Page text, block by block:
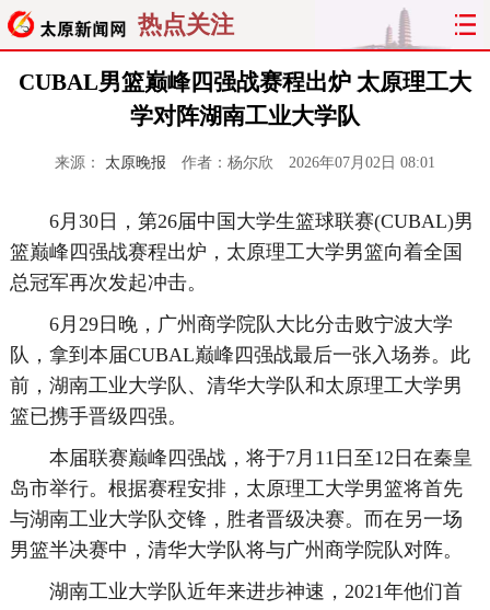
热点关注
CUBAL男篮巅峰四强战赛程出炉 太原理工大
学对阵湖南工业大学队
来源： 太原晚报 作者：杨尔欣 2026年07月02日 08:01
6月30日，第26届中国大学生篮球联赛(CUBAL)男
篮巅峰四强战赛程出炉，太原理工大学男篮向着全国
总冠军再次发起冲击。
6月29日晚，广州商学院队大比分击败宁波大学
队，拿到本届CUBAL巅峰四强战最后一张入场券。此
前，湖南工业大学队、清华大学队和太原理工大学男
篮已携手晋级四强。
本届联赛巅峰四强战，将于7月11日至12日在秦皇
岛市举行。根据赛程安排，太原理工大学男篮将首先
与湖南工业大学队交锋，胜者晋级决赛。而在另一场
男篮半决赛中，清华大学队将与广州商学院队对阵。
湖南工业大学队近年来进步神速，2021年他们首